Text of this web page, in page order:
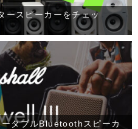
ースピーカーをチェッ
タブルBluetoothスピーカ